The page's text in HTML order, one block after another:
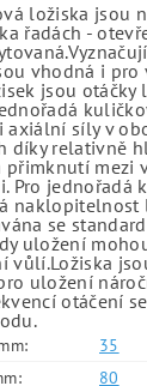
ložiska jsou
řadách -
vhodná i pro
jsou otáčky
axiální síly v
díky relativně
přimknutí mezi
Pro jednořadá
naklopitelnost
se
uložení
vůlí.Ložiska
uložení
otáčení
35
80